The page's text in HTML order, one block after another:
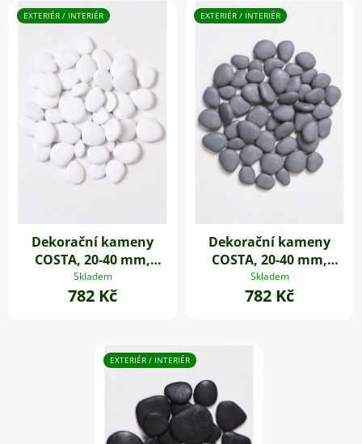
EXTERIÉR / INTERIÉR
Dekorační kameny
COSTA, 20-40 mm,
plast, bílá
Skladem
782 Kč
EXTERIÉR / INTERIÉR
Dekorační kameny
COSTA, 20-40 mm,
plast, šedá
Skladem
782 Kč
EXTERIÉR / INTERIÉR